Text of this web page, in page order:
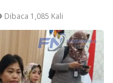
Dibaca 1,085 Kali